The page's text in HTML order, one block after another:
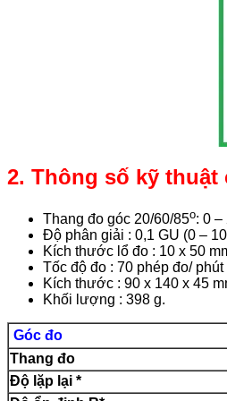
2. Thông số kỹ thuật
Thang đo góc 20/60/85o: 0 –
Độ phân giải : 0,1 GU (0 –
Kích thước lổ đo : 10 x 50
Tốc độ đo : 70 phép đo/
Kích thước : 90 x 140 x 45
Khối lượng : 398 g.
Góc đo
Thang đo
Độ lặp lại *